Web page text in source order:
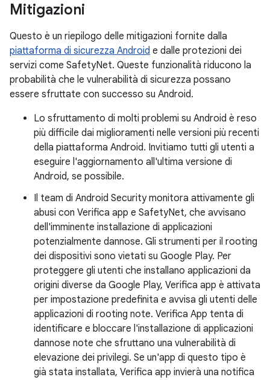
Mitigazioni
Questo è un riepilogo delle mitigazioni fornite dalla
piattaforma di sicurezza Android e dalle protezioni dei
servizi come SafetyNet. Queste funzionalità riducono la
probabilità che le vulnerabilità di sicurezza possano
essere sfruttate con successo su Android.
Lo sfruttamento di molti problemi su Android è reso
più difficile dai miglioramenti nelle versioni più recenti
della piattaforma Android. Invitiamo tutti gli utenti a
eseguire l'aggiornamento all'ultima versione di
Android, se possibile.
Il team di Android Security monitora attivamente gli
abusi con Verifica app e SafetyNet, che avvisano
dell'imminente installazione di applicazioni
potenzialmente dannose. Gli strumenti per il rooting
dei dispositivi sono vietati su Google Play. Per
proteggere gli utenti che installano applicazioni da
origini diverse da Google Play, Verifica app è attivata
per impostazione predefinita e avvisa gli utenti delle
applicazioni di rooting note. Verifica App tenta di
identificare e bloccare l'installazione di applicazioni
dannose note che sfruttano una vulnerabilità di
elevazione dei privilegi. Se un'app di questo tipo è
già stata installata, Verifica app invierà una notifica